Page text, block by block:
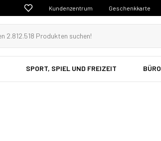
Kundenzentrum Geschenkkarte
SPORT, SPIEL UND FREIZEIT BÜRO